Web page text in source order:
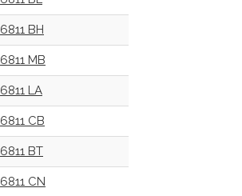
6811 BH
6811 MB
6811 LA
6811 CB
6811 BT
6811 CN